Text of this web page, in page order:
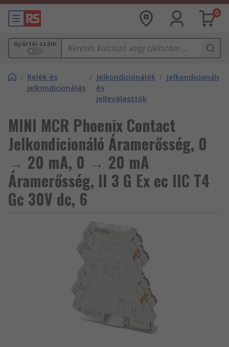
0
Gyártói szám
/ Relék és
jelkondicionálás
/ Jelkondicionálók
és
jelleválasztók
/ Jelkondicionálók
MINI MCR Phoenix Contact
Jelkondicionáló Áramerősség, 0
→ 20 mA, 0 → 20 mA
Áramerősség, II 3 G Ex ec IIC T4
Gc 30V dc, 6